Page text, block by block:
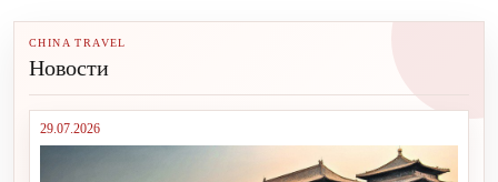
CHINA TRAVEL
Новости
29.07.2026